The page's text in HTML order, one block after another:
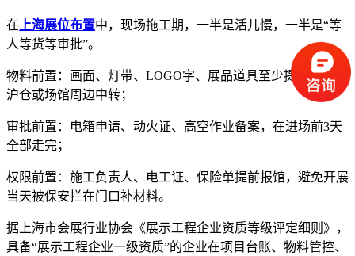
在 上海展位布置中，现场拖工期，一半是活儿慢，一半是“等
人等货等审批”。
物料前置：画面、灯带、LOGO字、展品道具至少提前1天到
沪仓或场馆周边中转；
审批前置：电箱申请、动火证、高空作业备案，在进场前3天
全部走完；
权限前置：施工负责人、电工证、保险单提前报馆，避免开展
当天被保安拦在门口补材料。
据上海市会展行业协会《展示工程企业资质等级评定细则》，
具备“展示工程企业一级资质”的企业在项目台账、物料管控、